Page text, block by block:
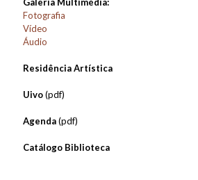
Fotografia
Vídeo
Áudio
Residência Artística
Uivo(pdf)
Agenda(pdf)
Catálogo Biblioteca